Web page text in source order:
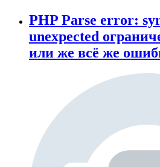
PHP Parse error:
unexpected
или же всё же